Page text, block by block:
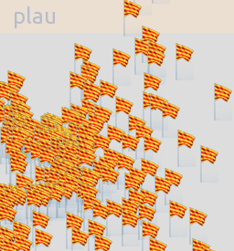
plau